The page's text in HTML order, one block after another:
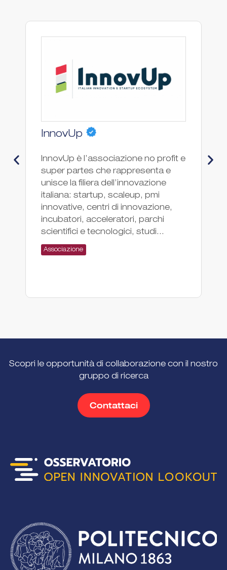
InnovUp
InnovUp è l’associazione no profit e
super partes che rappresenta e
unisce la filiera dell’innovazione
italiana: startup, scaleup, pmi
innovative, centri di innovazione,
incubatori, acceleratori, parchi
scientifici e tecnologici, studi...
Associazione
Scopri le opportunità di collaborazione con il nostro
gruppo di ricerca
Contattaci